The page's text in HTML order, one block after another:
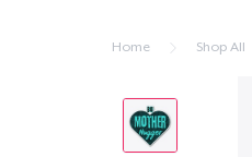
Home Shop All